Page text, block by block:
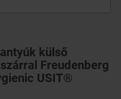
külső
Freudenberg
USIT®